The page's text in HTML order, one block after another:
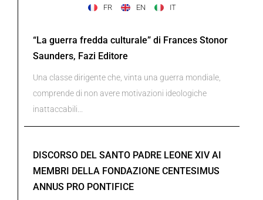
FR EN IT
“La guerra fredda culturale” di Frances Stonor
Saunders, Fazi Editore
Una classe dirigente che, vinta una guerra mondiale,
comprende di non avere motivazioni ideologiche
inattaccabili...
DISCORSO DEL SANTO PADRE LEONE XIV AI
MEMBRI DELLA FONDAZIONE CENTESIMUS
ANNUS PRO PONTIFICE